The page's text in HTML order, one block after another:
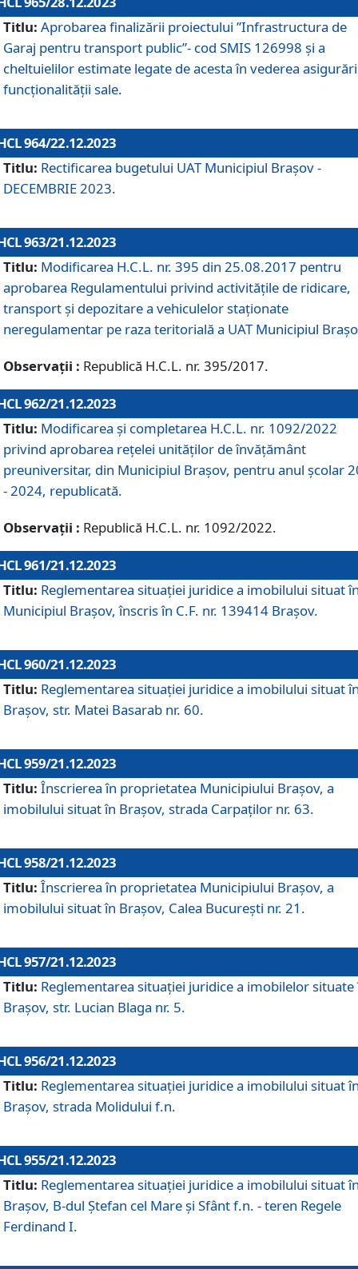
Titlu: Aprobarea finalizării proiectului ”Infrastructura de
Garaj pentru transport public”- cod SMIS 126998 și a
cheltuielilor estimate legate de acesta în vederea
funcționalității sale.
964/22.12.2023
Titlu: Rectificarea bugetului UAT Municipiul Braşov -
DECEMBRIE 2023.
963/21.12.2023
Titlu: Modificarea H.C.L. nr. 395 din 25.08.2017 pentru
aprobarea Regulamentului privind activitățile de ridicare,
transport şi depozitare a vehiculelor staționate
neregulamentar pe raza teritorială a UAT Municipiul
Observații : Republică H.C.L. nr. 395/2017.
962/21.12.2023
Titlu: Modificarea și completarea H.C.L. nr. 1092/2022
privind aprobarea rețelei unităților de învăţământ
preuniversitar, din Municipiul Braşov, pentru anul școlar
- 2024, republicată.
Observații : Republică H.C.L. nr. 1092/2022.
961/21.12.2023
Titlu: Reglementarea situației juridice a imobilului situat
Municipiul Brașov, înscris în C.F. nr. 139414 Brașov.
960/21.12.2023
Titlu: Reglementarea situației juridice a imobilului situat
Brașov, str. Matei Basarab nr. 60.
959/21.12.2023
Titlu: Înscrierea în proprietatea Municipiului Brașov, a
imobilului situat în Brașov, strada Carpaților nr. 63.
958/21.12.2023
Titlu: Înscrierea în proprietatea Municipiului Brașov, a
imobilului situat în Brașov, Calea București nr. 21.
957/21.12.2023
Titlu: Reglementarea situației juridice a imobilelor situate
Brașov, str. Lucian Blaga nr. 5.
956/21.12.2023
Titlu: Reglementarea situației juridice a imobilului situat
Brașov, strada Molidului f.n.
955/21.12.2023
Titlu: Reglementarea situației juridice a imobilului situat
Brașov, B-dul Ștefan cel Mare și Sfânt f.n. - teren Regele
Ferdinand I.